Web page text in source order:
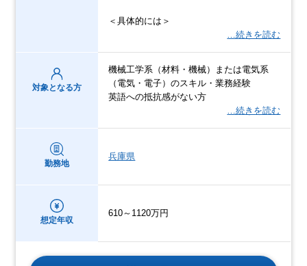
＜具体的には＞
…続きを読む
対象となる方
機械工学系（材料・機械）または電気系
（電気・電子）のスキル・業務経験
英語への抵抗感がない方
…続きを読む
勤務地
兵庫県
想定年収
610～1120万円